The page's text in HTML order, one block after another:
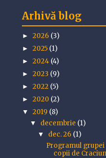
Arhivă blog
► 2026 (3)
► 2025 (1)
► 2024 (4)
► 2023 (9)
► 2022 (5)
► 2020 (2)
▼ 2019 (8)
▼ decembrie (1)
▼ dec. 26 (1)
Programul grupei
copii de